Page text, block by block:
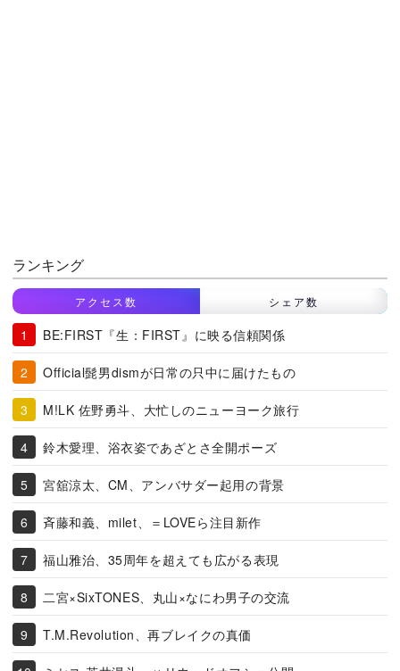
ランキング
アクセス数 シェア数
BE:FIRST『生：FIRST』に映る信頼関係
Official髭男dismが日常の只中に届けたもの
M!LK 佐野勇斗、大忙しのニューヨーク旅行
鈴木愛理、浴衣姿であざとさ全開ポーズ
宮舘涼太、CM、アンバサダー起用の背景
斉藤和義、milet、＝LOVEら注目新作
福山雅治、35周年を超えても広がる表現
二宮×SixTONES、丸山×なにわ男子の交流
T.M.Revolution、再ブレイクの真価